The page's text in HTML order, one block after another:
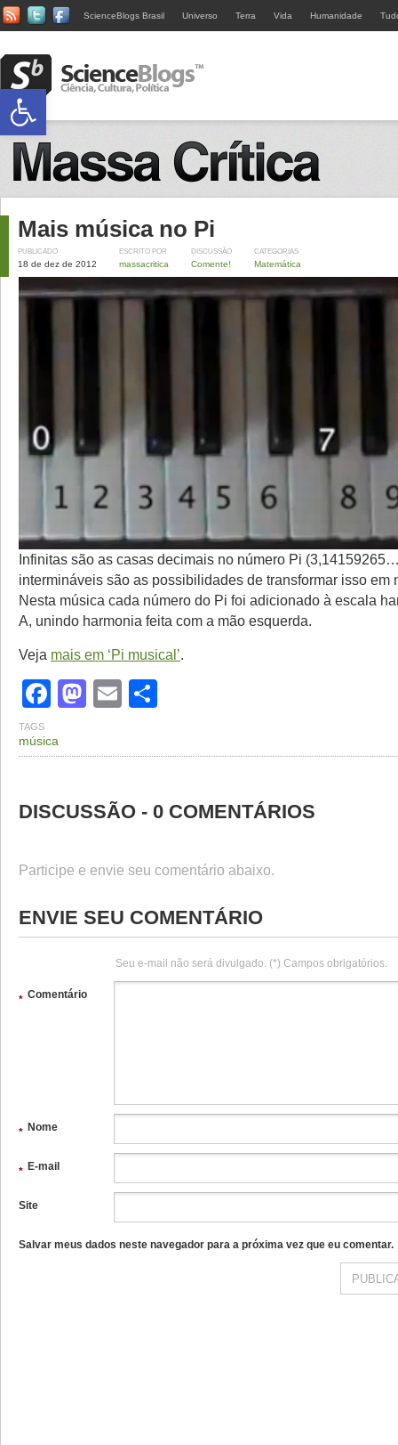
ScienceBlogs Brasil Universo Terra Vida Humanidade
Mais música no Pi
PUBLICADO
18 de dez de 2012
ESCRITO POR
massacritica
DISCUSSÃO
Comente!
CATEGORIAS
Matemática
Infinitas são as casas decimais no número Pi
intermináveis são as possibilidades de transformar isso em
Nesta música cada número do Pi foi adicionado à escala
A, unindo harmonia feita com a mão esquerda.
Veja mais em ‘Pi musical’.
Facebook
Mastodon
Email
TAGS
música
DISCUSSÃO - 0 COMENTÁRIOS
Participe e envie seu comentário abaixo.
ENVIE SEU COMENTÁRIO
Seu e-mail não será divulgado. (*) Campos obrigatórios.
Comentário
*
Nome
*
E-mail
*
Site
Salvar meus dados neste navegador para a próxima vez que eu comentar.
Abrir a barra de ferramentas